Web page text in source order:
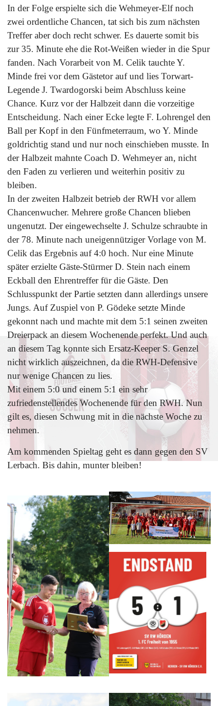
In der Folge erspielte sich die Wehmeyer-Elf noch
zwei ordentliche Chancen, tat sich bis zum nächsten
Treffer aber doch recht schwer. Es dauerte somit bis
zur 35. Minute ehe die Rot-Weißen wieder in die Spur
fanden. Nach Vorarbeit von M. Celik tauchte Y.
Minde frei vor dem Gästetor auf und lies Torwart-
Legende J. Twardogorski beim Abschluss keine
Chance. Kurz vor der Halbzeit dann die vorzeitige
Entscheidung. Nach einer Ecke legte F. Lohrengel den
Ball per Kopf in den Fünfmeterraum, wo Y. Minde
goldrichtig stand und nur noch einschieben musste. In
der Halbzeit mahnte Coach D. Wehmeyer an, nicht
den Faden zu verlieren und weiterhin positiv zu
bleiben.
In der zweiten Halbzeit betrieb der RWH vor allem
Chancenwucher. Mehrere große Chancen blieben
ungenutzt. Der eingewechselte J. Schulze schraubte in
der 78. Minute nach uneigennütziger Vorlage von M.
Celik das Ergebnis auf 4:0 hoch. Nur eine Minute
später erzielte Gäste-Stürmer D. Stein nach einem
Eckball den Ehrentreffer für die Gäste. Den
Schlusspunkt der Partie setzten dann allerdings unsere
Jungs. Auf Zuspiel von P. Gödeke setzte Minde
gekonnt nach und machte mit dem 5:1 seinen zweiten
Dreierpack an diesem Wochenende perfekt. Und auch
an diesem Tag konnte sich Ersatz-Keeper S. Genzel
nicht wirklich auszeichnen, da die RWH-Defensive
nur wenige Chancen zu lies.
Mit einem 5:0 und einem 5:1 ein sehr
zufriedenstellendes Wochenende für den RWH. Nun
gilt es, diesen Schwung mit in die nächste Woche zu
nehmen.
Am kommenden Spieltag geht es dann gegen den SV
Lerbach. Bis dahin, munter bleiben!